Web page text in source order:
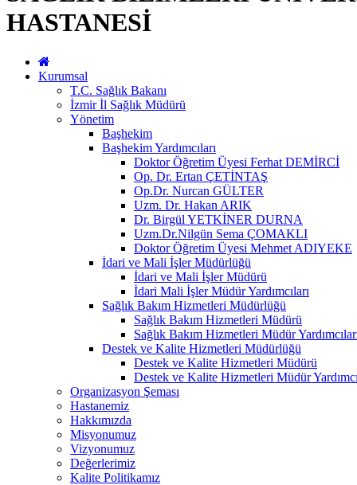
HASTANESİ
Kurumsal
T.C. Sağlık Bakanı
İzmir İl Sağlık Müdürü
Yönetim
Başhekim
Başhekim Yardımcıları
Doktor Öğretim Üyesi Ferhat DEMİRCİ
Op. Dr. Ertan ÇETİNTAŞ
Op.Dr. Nurcan GÜLTER
Uzm. Dr. Hakan ARIK
Dr. Birgül YETKİNER DURNA
Uzm.Dr.Nilgün Sema ÇOMAKLI
Doktor Öğretim Üyesi Mehmet ADIYEKE
İdari ve Mali İşler Müdürlüğü
İdari ve Mali İşler Müdürü
İdari Mali İşler Müdür Yardımcıları
Sağlık Bakım Hizmetleri Müdürlüğü
Sağlık Bakım Hizmetleri Müdürü
Sağlık Bakım Hizmetleri Müdür
Destek ve Kalite Hizmetleri Müdürlüğü
Destek ve Kalite Hizmetleri Müdürü
Destek ve Kalite Hizmetleri Müdür
Organizasyon Şeması
Hastanemiz
Hakkımızda
Misyonumuz
Vizyonumuz
Değerlerimiz
Kalite Politikamız